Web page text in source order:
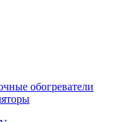
обогреватели